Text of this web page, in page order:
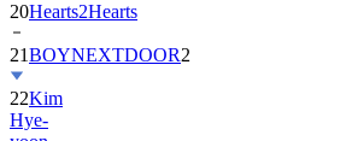
20Hearts2Hearts
21BOYNEXTDOOR2
22Kim
Hye-